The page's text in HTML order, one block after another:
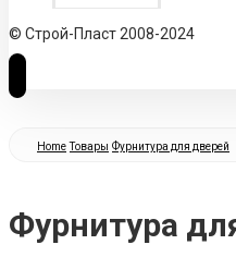
© Строй-Пласт 2008-2024
Home Товары Фурнитура для дверей
Фурнитура